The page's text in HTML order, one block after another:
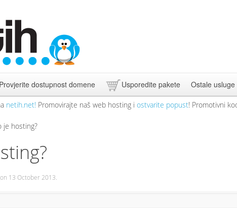
Provjerite dostupnost domene Usporedite pakete Ostale usluge
netih.net! Promovirajte naš web hosting i ostvarite popust! Promotivni
je hosting?
13 October 2013